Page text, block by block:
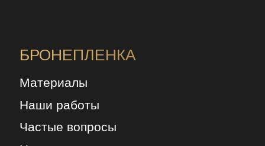
БРОНЕПЛЕНКА
Материалы
Наши работы
Частые вопросы